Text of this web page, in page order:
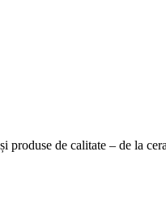
de calitate – de la